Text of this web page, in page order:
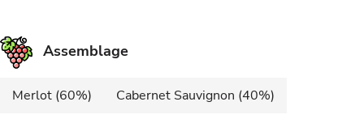
Assemblage
Merlot (60%) Cabernet Sauvignon (40%)